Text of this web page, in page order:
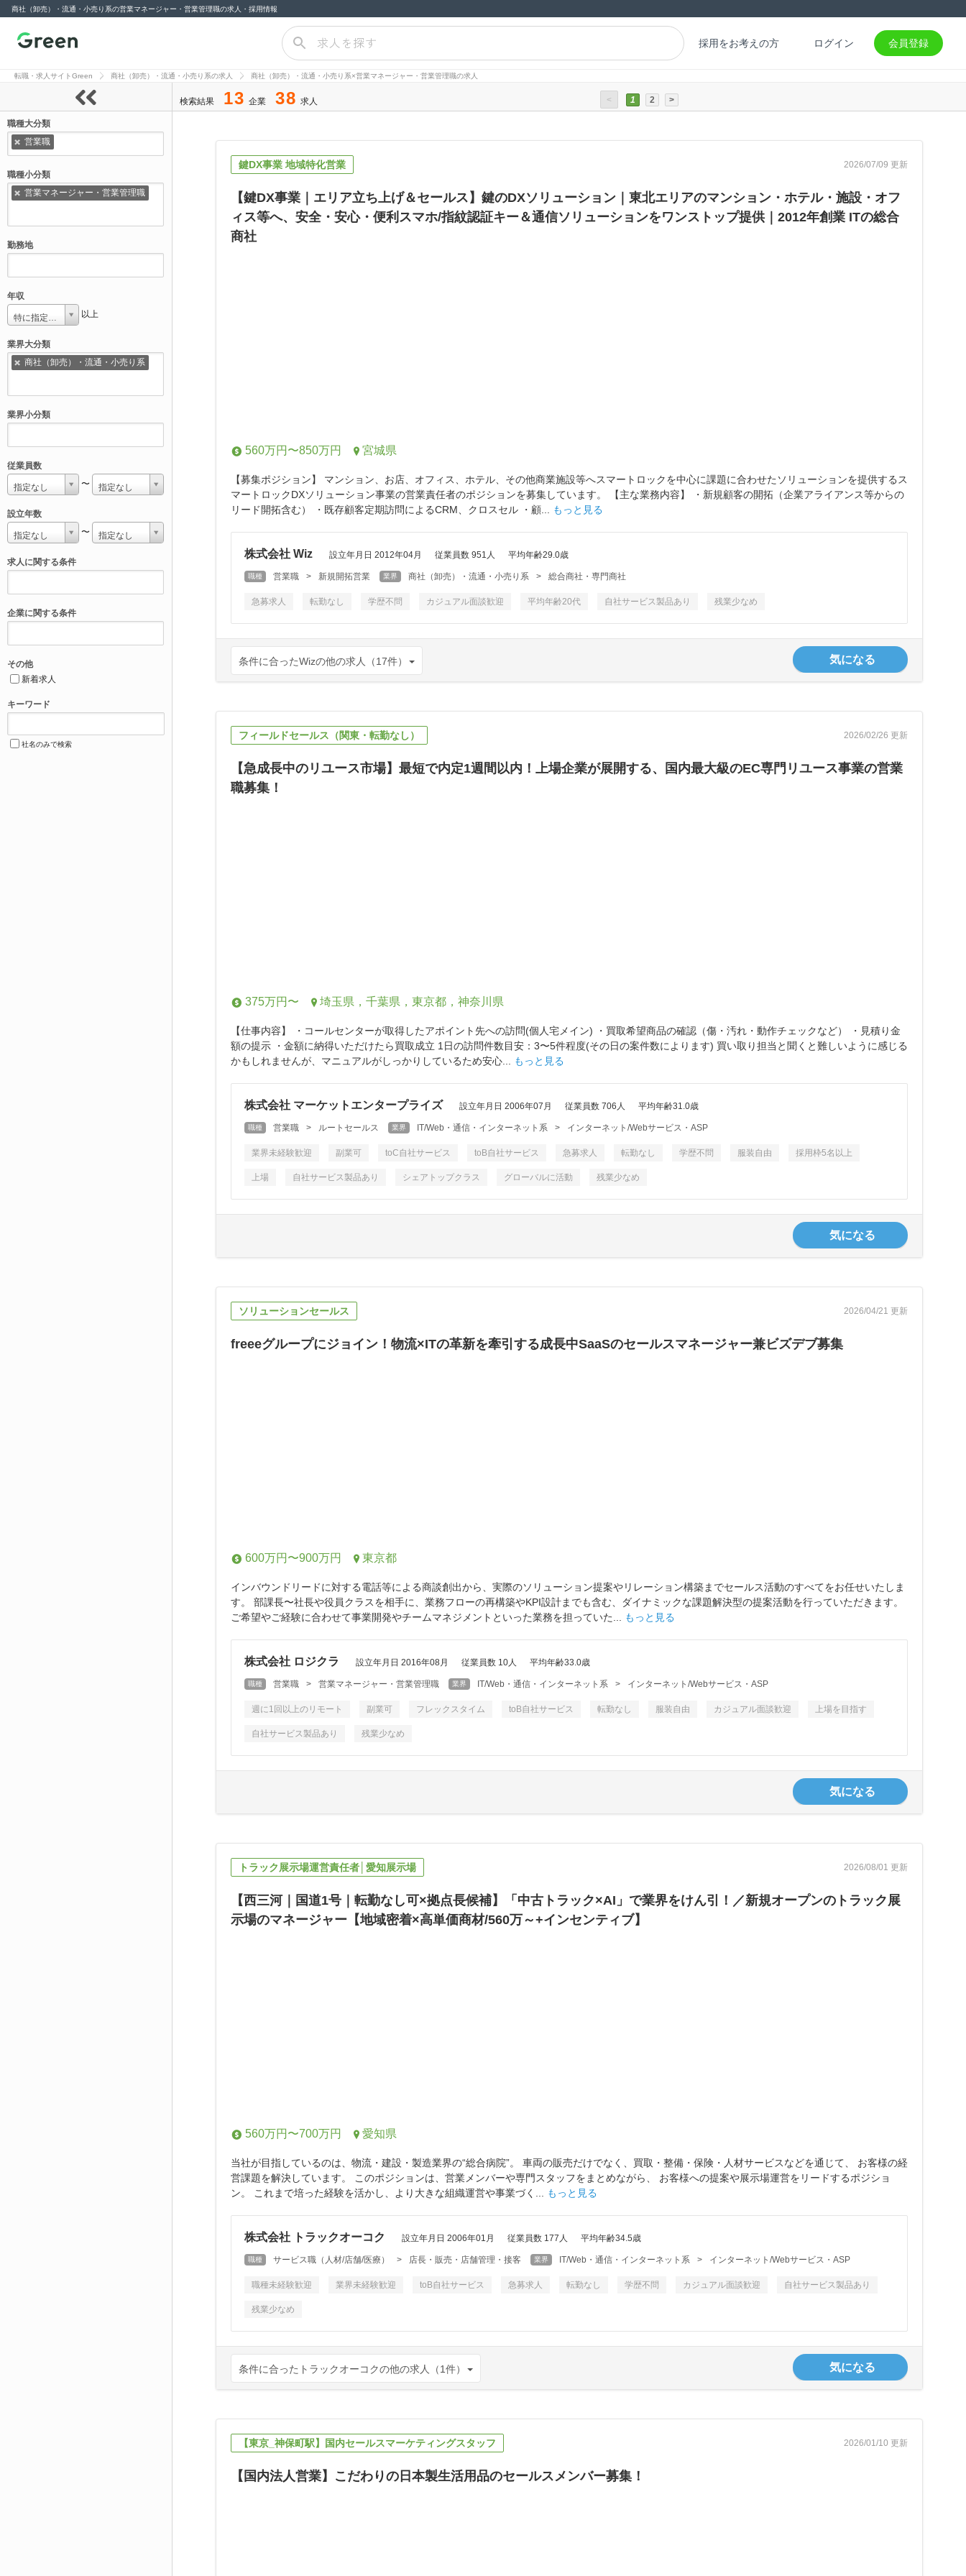
商社（卸売）・流通・小売り系の営業マネージャー・営業管理職の求人・採用情報
Green（グリー
求人を探す 採用をお考えの方 ログイン 会員登録
転職・求人サイトGreen 商社（卸売）・流通・小売り系の求人 商社（卸売）・流通・小売り系×営業マネージャー・営業管理職の求人
職種大分類
営業職
職種小分類
営業マネージャー・営業管理職
勤務地
年収
特に指定しない 以上
業界大分類
商社（卸売）・流通・小売り系
業界小分類
従業員数
指定なし 〜 指定なし
設立年数
指定なし 〜 指定なし
求人に関する条件
企業に関する条件
その他
新着求人
キーワード
社名のみで検索
検索結果 13 企業 38 求人 < 1 2 >
鍵DX事業 地域特化営業 2026/07/09 更新
【鍵DX事業｜エリア立ち上げ＆セールス】鍵のDXソリューション｜東北エリアのマンション・ホテル・施設・オフ
ィス等へ、安全・安心・便利スマホ/指紋認証キー＆通信ソリューションをワンストップ提供｜2012年創業 ITの総合
商社
560万円〜850万円 宮城県
【募集ポジション】 マンション、お店、オフィス、ホテル、その他商業施設等へスマートロックを中心に課題に合わせたソリューションを提供するス
マートロックDXソリューション事業の営業責任者のポジションを募集しています。 【主な業務内容】 ・新規顧客の開拓（企業アライアンス等からの
リード開拓含む） ・既存顧客定期訪問によるCRM、クロスセル ・顧...
もっと見る
株式会社 Wiz 設立年月日 2012年04月 従業員数 951人 平均年齢29.0歳
職種 営業職 > 新規開拓営業 業界 商社（卸売）・流通・小売り系 > 総合商社・専門商社
急募求人 転勤なし 学歴不問 カジュアル面談歓迎 平均年齢20代 自社サービス製品あり 残業少なめ
条件に合ったWizの他の求人（17件） 気になる
フィールドセールス（関東・転勤なし） 2026/02/26 更新
【急成長中のリユース市場】最短で内定1週間以内！上場企業が展開する、国内最大級のEC専門リユース事業の営業
職募集！
375万円〜 埼玉県，千葉県，東京都，神奈川県
【仕事内容】 ・コールセンターが取得したアポイント先への訪問(個人宅メイン) ・買取希望商品の確認（傷・汚れ・動作チェックなど） ・見積り金
額の提示 ・金額に納得いただけたら買取成立 1日の訪問件数目安：3〜5件程度(その日の案件数によります) 買い取り担当と聞くと難しいように感じる
かもしれませんが、マニュアルがしっかりしているため安心...
もっと見る
株式会社 マーケットエンタープライズ 設立年月日 2006年07月 従業員数 706人 平均年齢31.0歳
職種 営業職 > ルートセールス 業界 IT/Web・通信・インターネット系 > インターネット/Webサービス・ASP
業界未経験歓迎 副業可 toC自社サービス toB自社サービス 急募求人 転勤なし 学歴不問 服装自由 採用枠5名以上
上場 自社サービス製品あり シェアトップクラス グローバルに活動 残業少なめ
気になる
ソリューションセールス 2026/04/21 更新
freeeグループにジョイン！物流×ITの革新を牽引する成長中SaaSのセールスマネージャー兼ビズデブ募集
600万円〜900万円 東京都
インバウンドリードに対する電話等による商談創出から、実際のソリューション提案やリレーション構築までセールス活動のすべてをお任せいたしま
す。 部課長〜社長や役員クラスを相手に、業務フローの再構築やKPI設計までも含む、ダイナミックな課題解決型の提案活動を行っていただきます。
ご希望やご経験に合わせて事業開発やチームマネジメントといった業務を担っていた...
もっと見る
株式会社 ロジクラ 設立年月日 2016年08月 従業員数 10人 平均年齢33.0歳
職種 営業職 > 営業マネージャー・営業管理職 業界 IT/Web・通信・インターネット系 > インターネット/Webサービス・ASP
週に1回以上のリモート 副業可 フレックスタイム toB自社サービス 転勤なし 服装自由 カジュアル面談歓迎 上場を目指す
自社サービス製品あり 残業少なめ
気になる
トラック展示場運営責任者│愛知展示場 2026/08/01 更新
【西三河｜国道1号｜転勤なし可×拠点長候補】「中古トラック×AI」で業界をけん引！／新規オープンのトラック展
示場のマネージャー【地域密着×高単価商材/560万～+インセンティブ】
560万円〜700万円 愛知県
当社が目指しているのは、物流・建設・製造業界の“総合病院”。 車両の販売だけでなく、買取・整備・保険・人材サービスなどを通じて、 お客様の経
営課題を解決しています。 このポジションは、営業メンバーや専門スタッフをまとめながら、 お客様への提案や展示場運営をリードするポジショ
ン。 これまで培った経験を活かし、より大きな組織運営や事業づく...
もっと見る
株式会社 トラックオーコク 設立年月日 2006年01月 従業員数 177人 平均年齢34.5歳
職種 サービス職（人材/店舗/医療） > 店長・販売・店舗管理・接客 業界 IT/Web・通信・インターネット系 > インターネット/Webサービス・ASP
職種未経験歓迎 業界未経験歓迎 toB自社サービス 急募求人 転勤なし 学歴不問 カジュアル面談歓迎 自社サービス製品あり
残業少なめ
条件に合ったトラックオーコクの他の求人（1件） 気になる
【東京_神保町駅】国内セールスマーケティングスタッフ 2026/01/10 更新
【国内法人営業】こだわりの日本製生活用品のセールスメンバー募集！